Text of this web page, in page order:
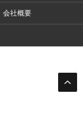
会社概要